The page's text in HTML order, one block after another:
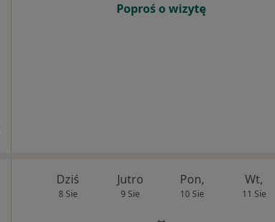
Poproś o wizytę
Dziś
8 Sie
Jutro
9 Sie
Pon,
10 Sie
Wt,
11 Sie